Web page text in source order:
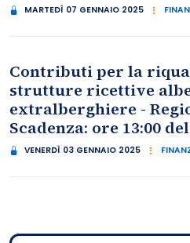
MARTEDÌ 07 GENNAIO 2025
Contributi per la
strutture ricettive
extralberghiere -
Scadenza: ore 13:00
VENERDÌ 03 GENNAIO 2025